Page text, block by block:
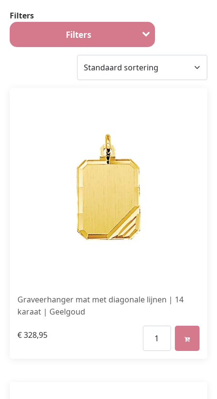
Filters
Filters
Graveerhanger mat met diagonale lijnen | 14
karaat | Geelgoud
€328,95